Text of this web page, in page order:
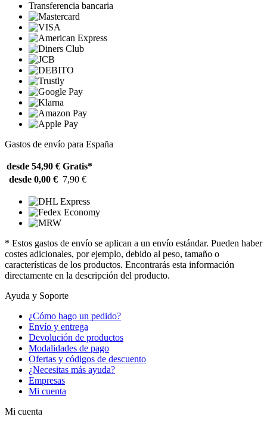
Transferencia bancaria
Gastos de envío para España
desde 54,90 € Gratis*
desde 0,00 € 7,90 €
* Estos gastos de envío se aplican a un envío estándar. Pueden haber
costes adicionales, por ejemplo, debido al peso, tamaño o
características de los productos. Encontrarás esta información
directamente en la descripción del producto.
Ayuda y Soporte
¿Cómo hago un pedido?
Envío y entrega
Devolución de productos
Modalidades de pago
Ofertas y códigos de descuento
¿Necesitas más ayuda?
Empresas
Mi cuenta
Mi cuenta